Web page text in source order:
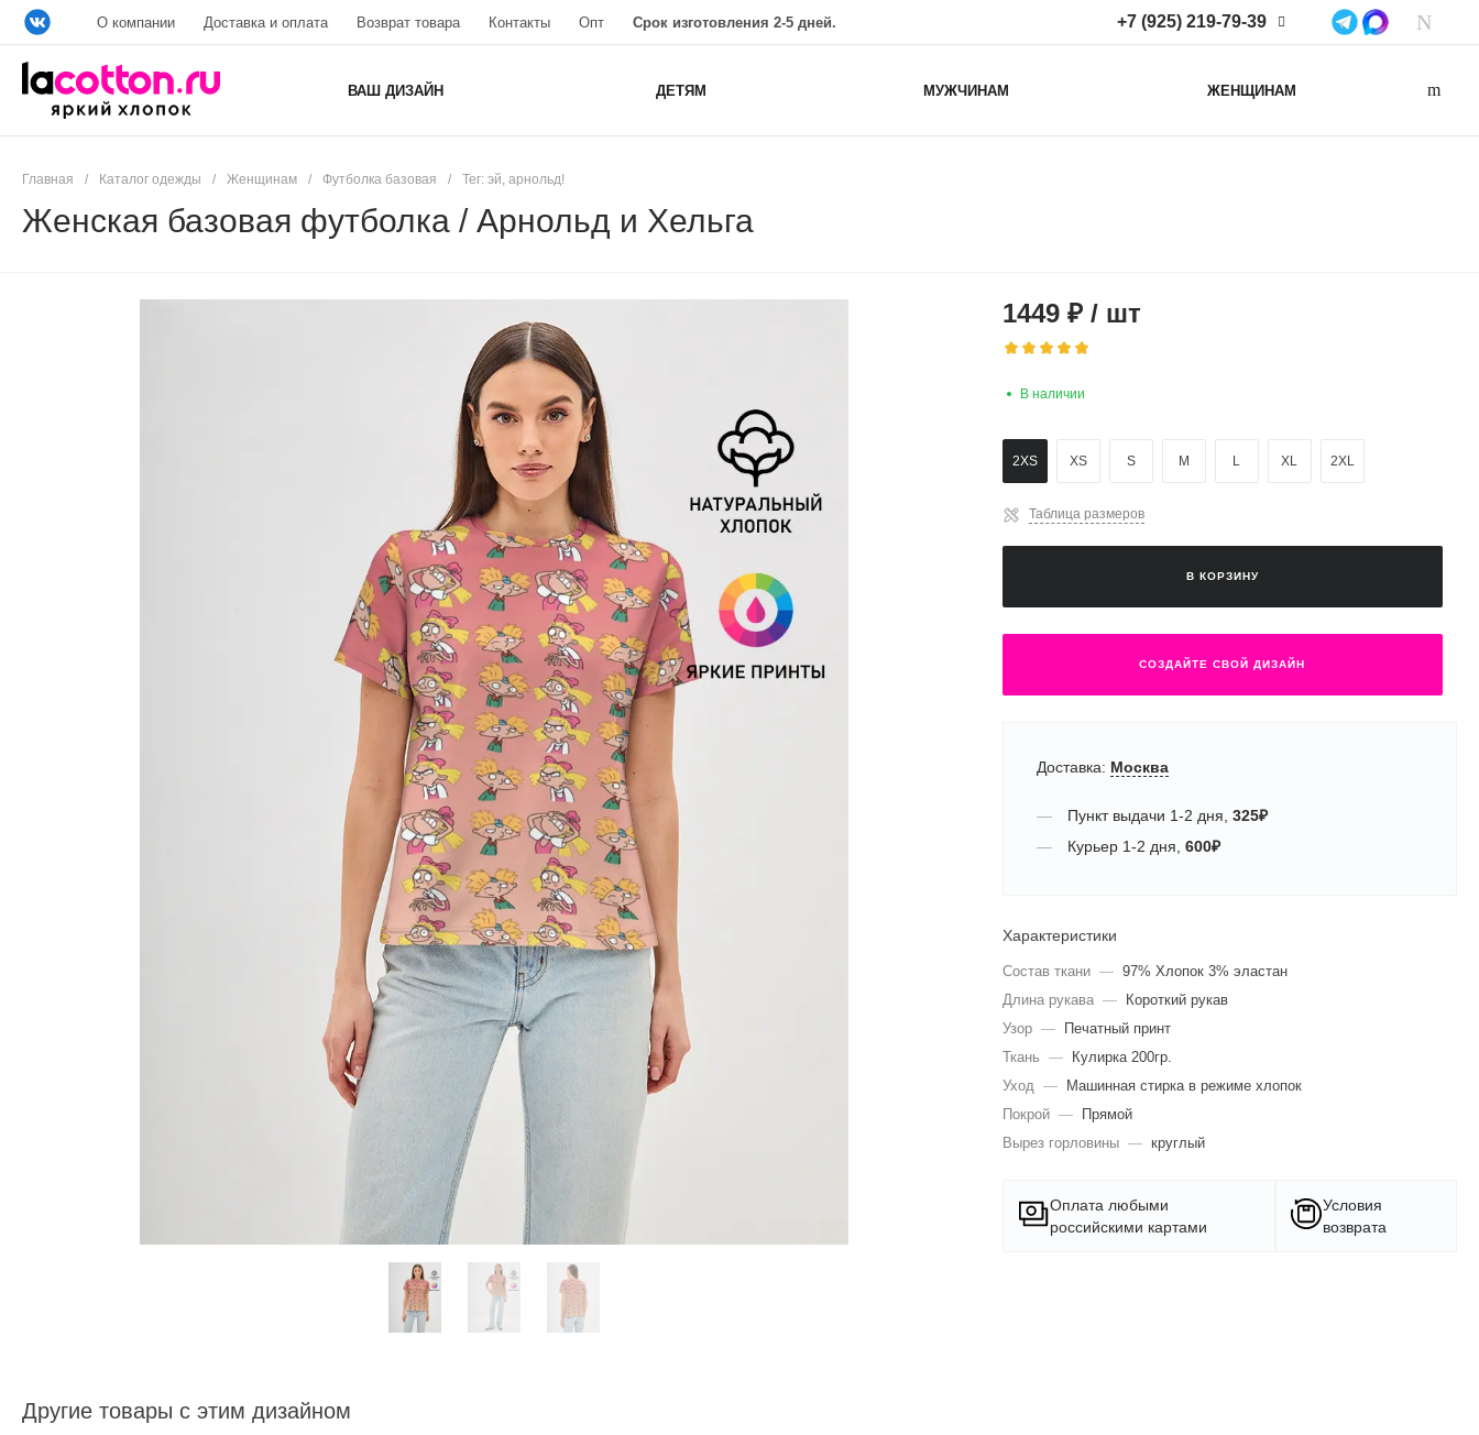
О компании Доставка и оплата Возврат товара Контакты Опт Срок изготовления 2-5 дней. +7 (925) 219-79-39
Нижегородская область,
ВАШ ДИЗАЙН ДЕТЯМ МУЖЧИНАМ ЖЕНЩИНАМ
Главная / Каталог одежды / Женщинам / Футболка базовая / Тег: эй, арнольд!
Женская базовая футболка / Арнольд и Хельга
1449₽ / шт
В наличии
2XS XS S M L XL 2XL
Таблица размеров
В КОРЗИНУ
СОЗДАЙТЕ СВОЙ ДИЗАЙН
Доставка: Москва
Пункт выдачи 1-2 дня 325₽
Курьер 1-2 дня 600₽
Характеристики
Состав ткани — 97% Хлопок 3% эластан
Длина рукава —
Короткий рукав
Узор —
Печатный принт
Ткань —
Кулирка 200гр.
Уход —
Машинная стирка в режиме хлопок
Покрой —
Прямой
Вырез горловины — круглый
Оплата любыми
российскими картами
Условия
возврата
Другие товары с этим дизайном